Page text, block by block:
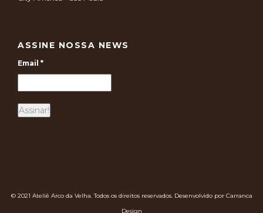
ASSINE NOSSA NEWS
Email *
© 2021 Ateliê Arco da Velha. Todos os direitos reservados. Desenvolvido por Carranca
Design